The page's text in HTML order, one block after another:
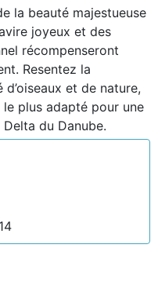
la beauté majestueuse
joyeux et des
récompenseront
Resentez la
et de nature,
plus adapté pour une
du Danube.